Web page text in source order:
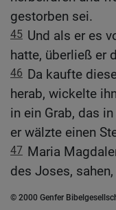
gestorben sei.
45 Und als er es
hatte, überließ er
46 Da kaufte
herab, wickelte
in ein Grab, das
er wälzte einen
47 Maria
des Joses,
© 2000 Genfer